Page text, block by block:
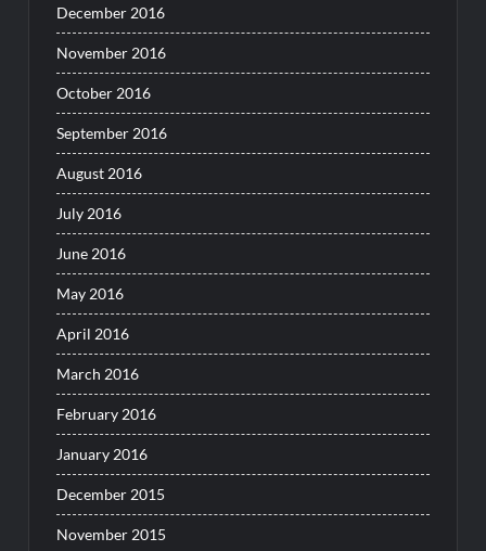
December 2016
November 2016
October 2016
September 2016
August 2016
July 2016
June 2016
May 2016
April 2016
March 2016
February 2016
January 2016
December 2015
November 2015